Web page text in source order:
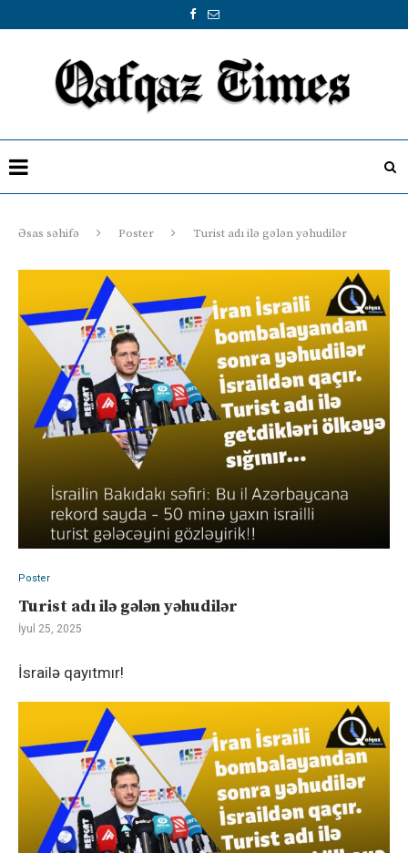
Əsas səhifə Poster Turist adı ilə gələn yəhudilər
Poster
Turist adı ilə gələn yəhudilər
İyul 25, 2025
İsrailə qayıtmır!